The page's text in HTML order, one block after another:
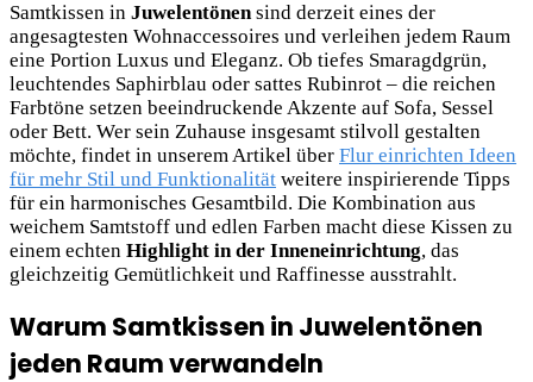
Samtkissen in Juwelentönensind derzeit eines der
angesagtesten Wohnaccessoires und verleihen jedem Raum
eine Portion Luxus und Eleganz. Ob tiefes Smaragdgrün,
leuchtendes Saphirblau oder sattes Rubinrot – die reichen
Farbtöne setzen beeindruckende Akzente auf Sofa, Sessel
oder Bett. Wer sein Zuhause insgesamt stilvoll gestalten
möchte, findet in unserem Artikel über Flur einrichten Ideen
für mehr Stil und Funktionalität weitere inspirierende Tipps
für ein harmonisches Gesamtbild. Die Kombination aus
weichem Samtstoff und edlen Farben macht diese Kissen zu
einem echten Highlight in der Inneneinrichtung, das
gleichzeitig Gemütlichkeit und Raffinesse ausstrahlt.
Warum Samtkissen in Juwelentönen
jeden Raum verwandeln